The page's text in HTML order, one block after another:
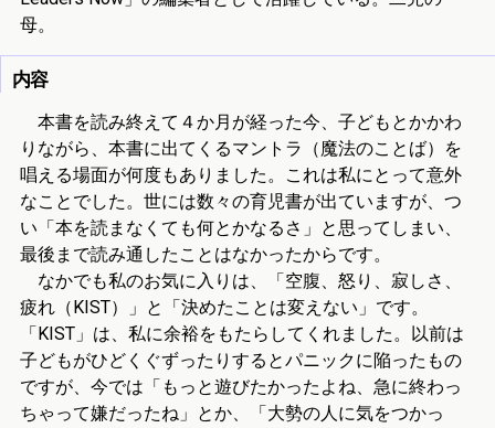
母。
内容
本書を読み終えて４か月が経った今、子どもとかかわ
りながら、本書に出てくるマントラ（魔法のことば）を
唱える場面が何度もありました。これは私にとって意外
なことでした。世には数々の育児書が出ていますが、つ
い「本を読まなくても何とかなるさ」と思ってしまい、
最後まで読み通したことはなかったからです。
なかでも私のお気に入りは、「空腹、怒り、寂しさ、
疲れ（KIST）」と「決めたことは変えない」です。
「KIST」は、私に余裕をもたらしてくれました。以前は
子どもがひどくぐずったりするとパニックに陥ったもの
ですが、今では「もっと遊びたかったよね、急に終わっ
ちゃって嫌だったね」とか、「大勢の人に気をつかっ